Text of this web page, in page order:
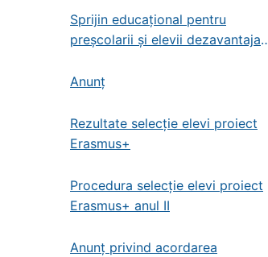
Sprijin educațional pentru
preșcolarii și elevii dezavantajați
preșcolar, primar și gimnazial
Anunț
Rezultate selecție elevi proiect
Erasmus+
Procedura selecție elevi proiect
Erasmus+ anul II
Anunț privind acordarea